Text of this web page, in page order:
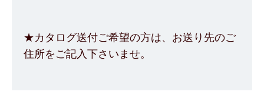
★カタログ送付ご希望の方は、お送り先のご
住所をご記入下さいませ。